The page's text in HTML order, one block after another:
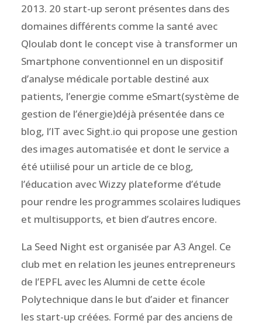
2013. 20 start-up seront présentes dans des
domaines différents comme la santé avec
Qloulab dont le concept vise à transformer un
Smartphone conventionnel en un dispositif
d’analyse médicale portable destiné aux
patients, l’energie comme eSmart(système de
gestion de l’énergie)déjà présentée dans ce
blog, l’IT avec Sight.io qui propose une gestion
des images automatisée et dont le service a
été utiilisé pour un article de ce blog,
l’éducation avec Wizzy plateforme d’étude
pour rendre les programmes scolaires ludiques
et multisupports, et bien d’autres encore.
La Seed Night est organisée par A3 Angel. Ce
club met en relation les jeunes entrepreneurs
de l’EPFL avec les Alumni de cette école
Polytechnique dans le but d’aider et financer
les start-up créées. Formé par des anciens de